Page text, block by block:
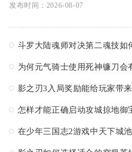
发布时间：2026-08-07
斗罗大陆魂师对决第二魂技如
为何元气骑士使用死神镰刀会
影之刃3入局奖励能给玩家带
怎样才能正确启动攻城掠地御